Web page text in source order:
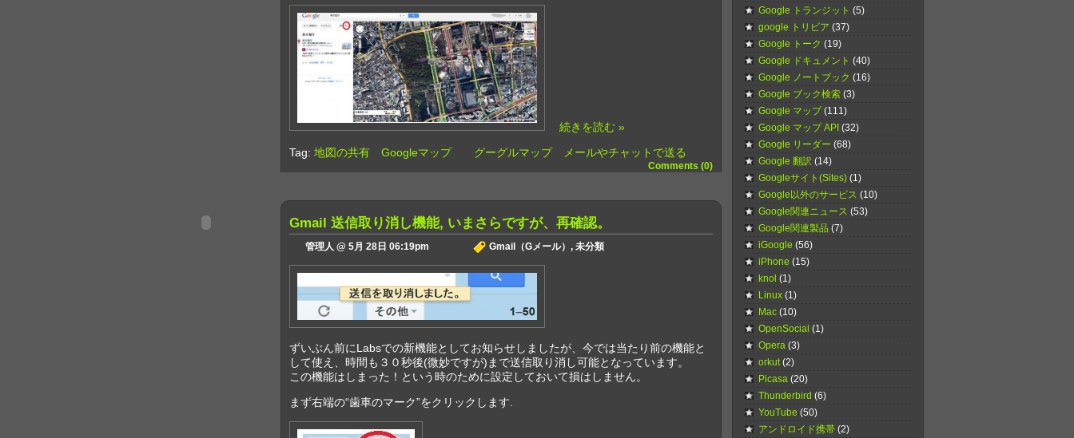
続きを読む »
Tag: 地図の共有 Googleマップ グーグルマップ メールやチャットで送る
Comments (0)
Gmail 送信取り消し機能, いまさらですが、再確認。
管理人 @ 5月 28日 06:19pm Gmail（Gメール） , 未分類
ずいぶん前にLabsでの新機能としてお知らせしましたが、今では当たり前の機能と
して使え、時間も３０秒後(微妙ですが)まで送信取り消し可能となっています。
この機能はしまった！という時のために設定しておいて損はしません。
まず右端の“歯車のマーク”をクリックします.
Google トランジット (5)
google トリビア (37)
Google トーク (19)
Google ドキュメント (40)
Google ノートブック (16)
Google ブック検索 (3)
Google マップ(111)
Google マップ API (32)
Google リーダー (68)
Google 翻訳 (14)
Googleサイト(Sites) (1)
Google以外のサービス (10)
Google関連ニュース (53)
Google関連製品 (7)
iGoogle (56)
iPhone (15)
knol (1)
Linux (1)
Mac (10)
OpenSocial (1)
Opera (3)
orkut(2)
Picasa (20)
Thunderbird (6)
YouTube (50)
アンドロイド携帯 (2)